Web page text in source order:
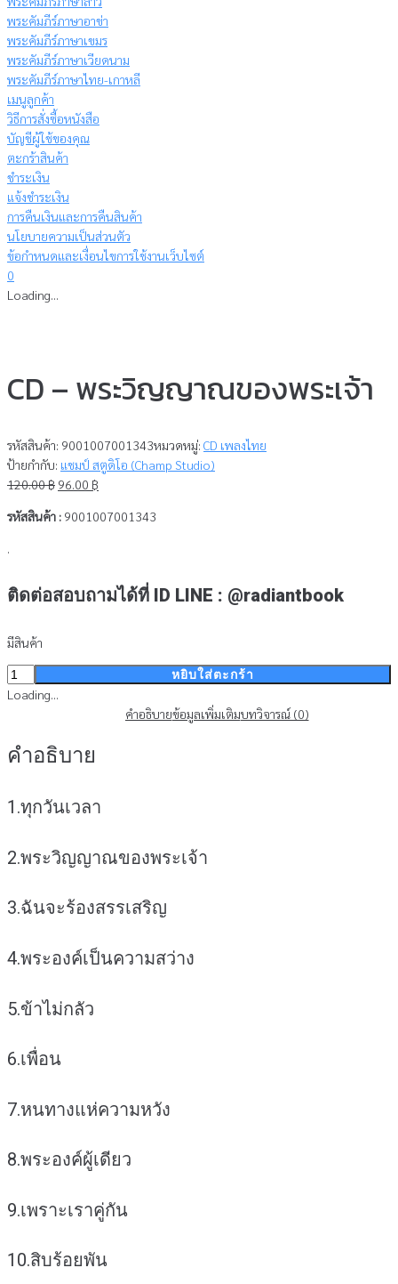
พระคัมภีร์ภาษาอาข่า
พระคัมภีร์ภาษาเขมร
พระคัมภีร์ภาษาเวียดนาม
พระคัมภีร์ภาษาไทย-เกาหลี
เมนูลูกค้า
วิธีการสั่งซื้อหนังสือ
บัญชีผู้ใช้ของคุณ
ตะกร้าสินค้า
ชำระเงิน
แจ้งชำระเงิน
การคืนเงินและการคืนสินค้า
นโยบายความเป็นส่วนตัว
ข้อกำหนดและเงื่อนไขการใช้งานเว็บไซต์
0
Loading...
CD – พระวิญญาณของพระเจ้า
รหัสสินค้า: 9001007001343หมวดหมู่: CD เพลงไทย
ป้ายกำกับ: แชมป์ สตูดิโอ (Champ Studio)
120.00฿ Original
was:
96.00 ฿
is:
รหัสสินค้า : 9001007001343
.
ติดต่อสอบถามได้ที่ ID LINE : @radiantbook
มีสินค้า
จำนวน
CD
วิญญาณ
ชิ้น
หยิบใส่ตะกร้า
Loading...
คำอธิบายข้อมูลเพิ่มเติมบทวิจารณ์ (0)
คำอธิบาย
1.ทุกวันเวลา
2.พระวิญญาณของพระเจ้า
3.ฉันจะร้องสรรเสริญ
4.พระองค์เป็นความสว่าง
5.ข้าไม่กลัว
6.เพื่อน
7.หนทางแห่ความหวัง
8.พระองค์ผู้เดียว
9.เพราะเราคู่กัน
10.สิบร้อยพัน